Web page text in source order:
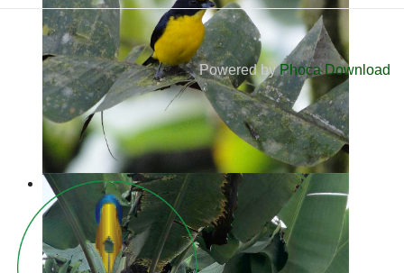
Powered byPhoca Download